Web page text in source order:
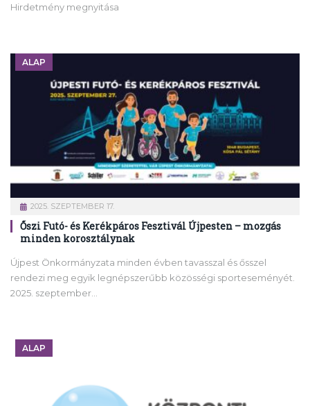
Hirdetmény megnyitása
ALAP
2025. SZEPTEMBER 17.
Őszi Futó- és Kerékpáros Fesztivál Újpesten – mozgás
minden korosztálynak
Újpest Önkormányzata minden évben tavasszal és ősszel
rendezi meg egyik legnépszerűbb közösségi sporteseményét.
2025. szeptember…
ALAP